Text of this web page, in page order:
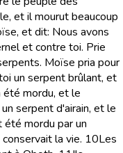
et il mourut beaucoup
et dit: Nous avons
et contre toi. Prie
Moïse pria pour
un serpent brûlant, et
été mordu, et le
serpent d'airain, et le
été mordu par un
la vie. 10Les